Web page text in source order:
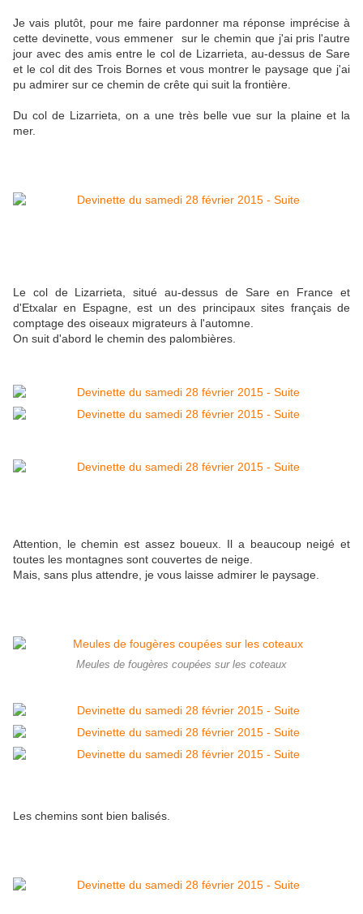
Je vais plutôt, pour me faire pardonner ma réponse imprécise à
cette devinette, vous emmener sur le chemin que j'ai pris l'autre
jour avec des amis entre le col de Lizarrieta, au-dessus de Sare
et le col dit des Trois Bornes et vous montrer le paysage que j'ai
pu admirer sur ce chemin de crête qui suit la frontière.
Du col de Lizarrieta, on a une très belle vue sur la plaine et la
mer.
Le col de Lizarrieta, situé au-dessus de Sare en France et
d'Etxalar en Espagne, est un des principaux sites français de
comptage des oiseaux migrateurs à l'automne.
On suit d'abord le chemin des palombières.
Attention, le chemin est assez boueux. Il a beaucoup neigé et
toutes les montagnes sont couvertes de neige.
Mais, sans plus attendre, je vous laisse admirer le paysage.
Meules de fougères coupées sur les coteaux
Les chemins sont bien balisés.